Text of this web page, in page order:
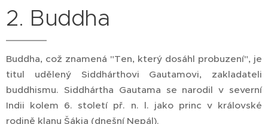
2. Buddha
Buddha, což znamená "Ten, který dosáhl probuzení", je
titul udělený Siddhárthovi Gautamovi, zakladateli
buddhismu. Siddhártha Gautama se narodil v severní
Indii kolem 6. století př. n. l. jako princ v královské
rodině klanu Šákja (dnešní Nepál).